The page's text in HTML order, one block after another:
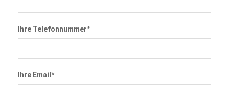
Ihre Telefonnummer*
Ihre Email*